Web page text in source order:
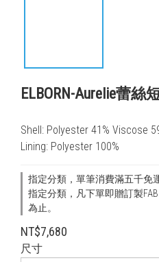
ELBORN-Aurelie蕾絲
Shell: Polyester 41% Viscose
Lining: Polyester 100%
指定分類，單筆消費滿五千免
指定分類，凡下單即贈訂製
為止。
NT$7,680
尺寸